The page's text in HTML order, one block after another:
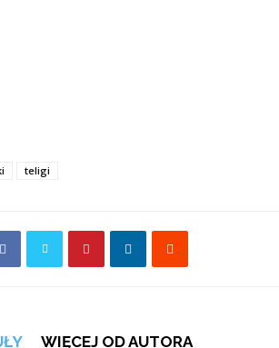
teligi
WIĘCEJ OD AUTORA